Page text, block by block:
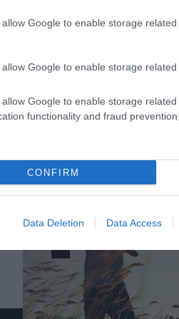
allow Google to enable storage
Google to enable storage related
Google to enable storage
functionality and fraud
CONFIRM
Data Deletion Data Access